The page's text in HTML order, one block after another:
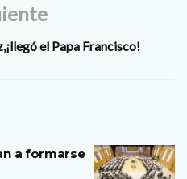
el Papa Francisco!
a formarse